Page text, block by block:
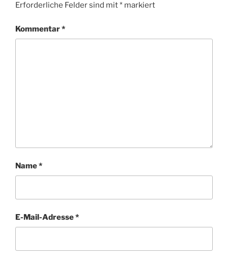
Erforderliche Felder sind mit* markiert
Kommentar*
Name*
E-Mail-Adresse*